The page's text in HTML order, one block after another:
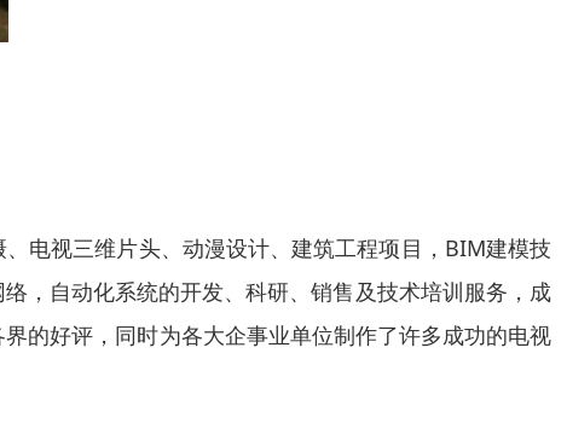
电视三维片头、动漫设计、建筑工程项目，BIM建模技
，自动化系统的开发、科研、销售及技术培训服务，成
的好评，同时为各大企事业单位制作了许多成功的电视